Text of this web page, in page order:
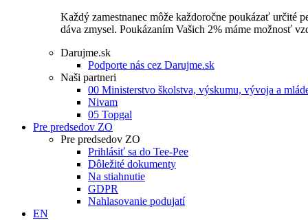
Každý zamestnanec môže každoročne poukázať určité
dáva zmysel. Poukázaním Vašich 2% máme možnosť
Darujme.sk
Podporte nás cez Darujme.sk
Naši partneri
00 Ministerstvo školstva, výskumu, vývoja a
Nivam
05 Topgal
Pre predsedov ZO
Pre predsedov ZO
Prihlásiť sa do Tee-Pee
Dôležité dokumenty
Na stiahnutie
GDPR
Nahlasovanie podujatí
EN